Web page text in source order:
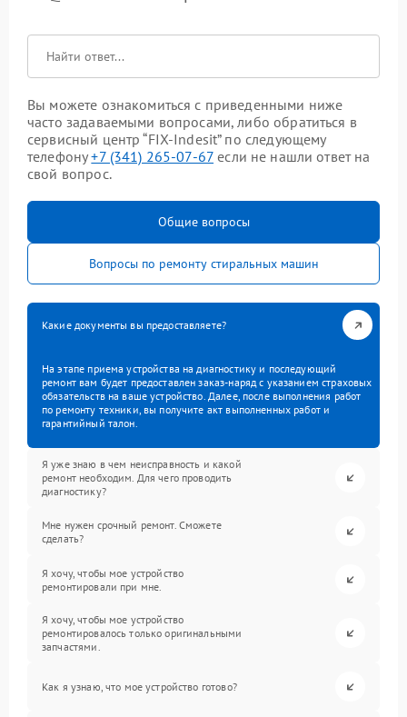
Вы можете ознакомиться с приведенными ниже
часто задаваемыми вопросами, либо обратиться в
сервисный центр “FIX-Indesit” по следующему
телефону+7 (341) 265-07-67 если не нашли ответ на
свой вопрос.
Общие вопросы
Вопросы по ремонту стиральных машин
Какие документы вы предоставляете?
На этапе приема устройства на диагностику и последующий
ремонт вам будет предоставлен заказ-наряд с указанием страховых
обязательств на ваше устройство. Далее, после выполнения работ
по ремонту техники, вы получите акт выполненных работ и
гарантийный талон.
Я уже знаю в чем неисправность и какой
ремонт необходим. Для чего проводить
диагностику?
Мне нужен срочный ремонт. Сможете
сделать?
Я хочу, чтобы мое устройство
ремонтировали при мне.
Я хочу, чтобы мое устройство
ремонтировалось только оригинальными
запчастями.
Как я узнаю, что мое устройство готово?